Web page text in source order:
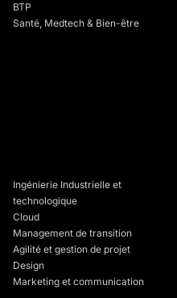
BTP
Santé, Medtech & Bien-être
Ingénierie Industrielle et
technologique
Cloud
Management de transition
Agilité et gestion de projet
Design
Marketing et communication